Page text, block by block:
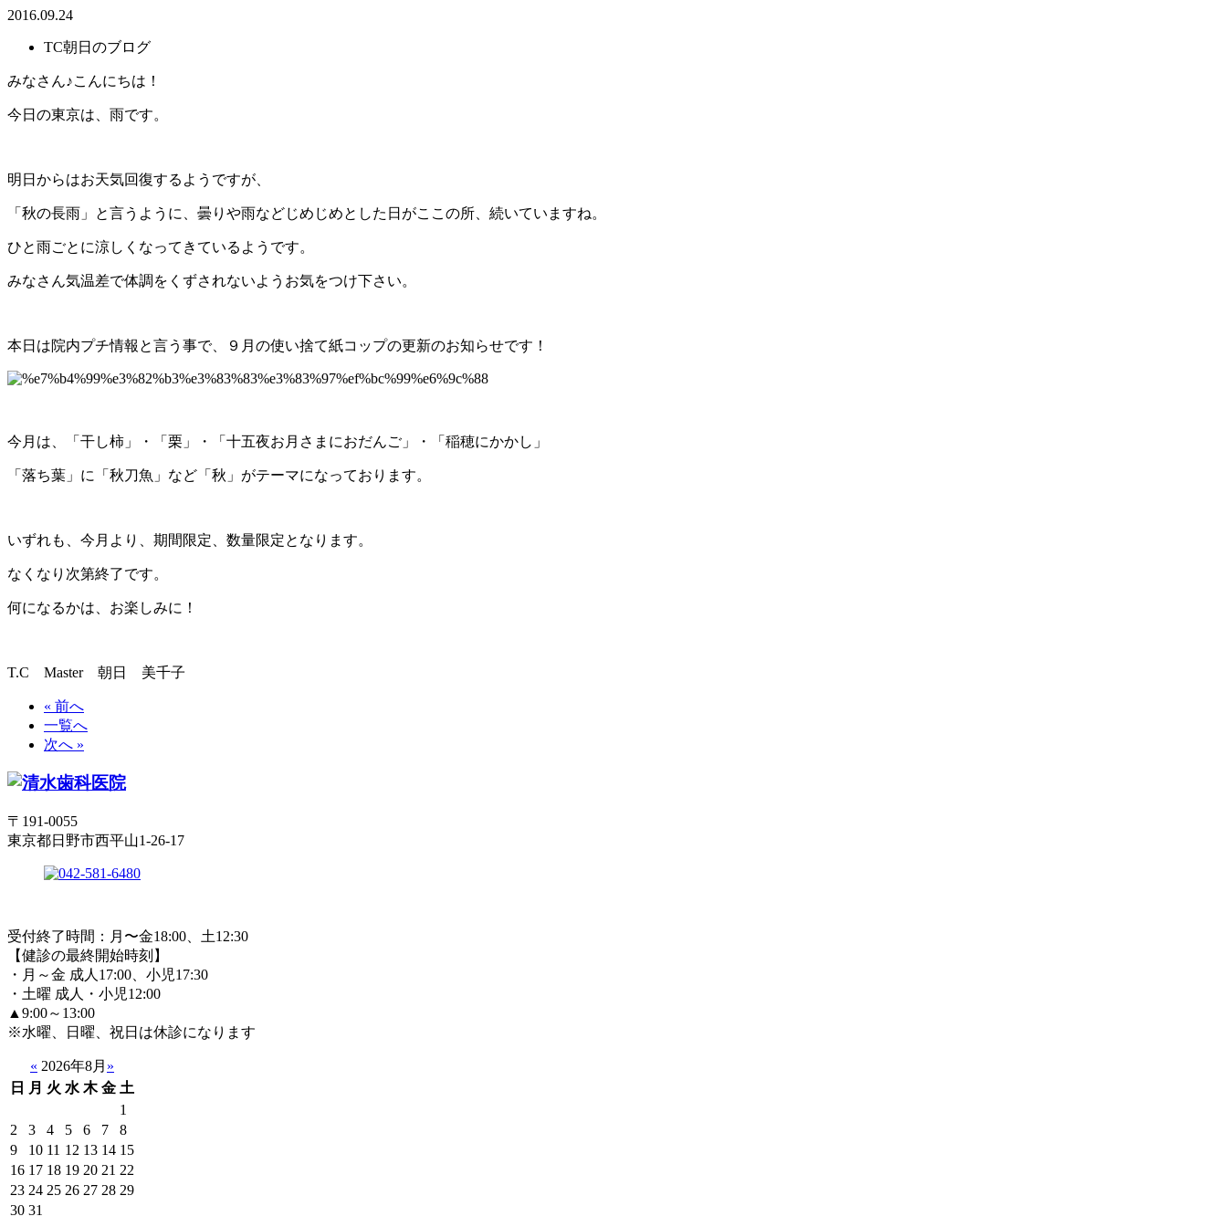
2016.09.24
TC朝日のブログ
みなさん♪こんにちは！
今日の東京は、雨です。
明日からはお天気回復するようですが、
「秋の長雨」と言うように、曇りや雨などじめじめとした日がここの所、続いていますね。
ひと雨ごとに涼しくなってきているようです。
みなさん気温差で体調をくずされないようお気をつけ下さい。
本日は院内プチ情報と言う事で、９月の使い捨て紙コップの更新のお知らせです！
今月は、「干し柿」・「栗」・「十五夜お月さまにおだんご」・「稲穂にかかし」
「落ち葉」に「秋刀魚」など「秋」がテーマになっております。
いずれも、今月より、期間限定、数量限定となります。
なくなり次第終了です。
何になるかは、お楽しみに！
T.C Master 朝日 美千子
« 前へ
一覧へ
次へ »
〒191-0055
東京都日野市西平山1-26-17
受付終了時間：月〜金18:00、土12:30
【健診の最終開始時刻】
・月～金 成人17:00、小児17:30
・土曜 成人・小児12:00
▲9:00～13:00
※水曜、日曜、祝日は休診になります
« 2026年8月 »
日
月 火 水 木 金 土
1
2
3 4 5 6 7
8
9
10 11 12 13 14 15
16 17 18 19 20 21 22
23 24 25 26 27 28 29
30 31